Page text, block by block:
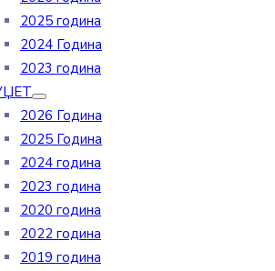
2025 година
2024 Година
2023 година
2026 Година
2025 Година
2024 година
2023 година
2020 година
2022 година
2019 година